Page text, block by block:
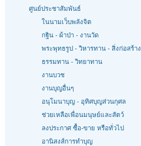
ศูนย์ประชาสัมพันธ์
ในนามเว็บพลังจิต
กฐิน - ผ้าป่า - งานวัด
พระพุทธรูป - วิหารทาน - สิ่งก่อสร้าง
ธรรมทาน - วิทยาทาน
งานบวช
งานบุญอื่นๆ
อนุโมนาบุญ - อุทิศบุญส่วนกุศล
ช่วยเหลือเพื่อนมนุษย์และสัตว์
ลงประกาศ ซื้อ-ขาย หรือทั่วไป
อานิสงส์การทำบุญ